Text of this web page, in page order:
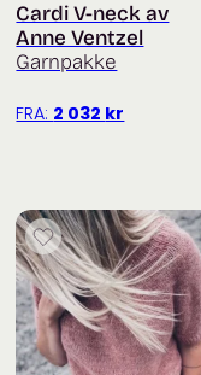
Cardi V-neck av
Anne Ventzel
Garnpakke
FRA: 2 032 kr